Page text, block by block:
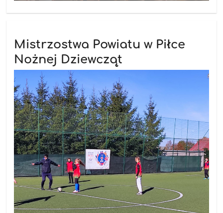
Mistrzostwa Powiatu w Piłce
Nożnej Dziewcząt